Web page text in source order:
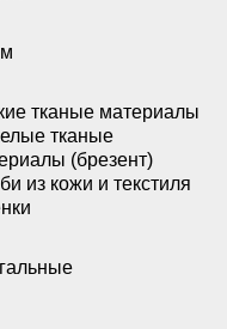
тканые материалы
тканые
(брезент)
из кожи и текстиля